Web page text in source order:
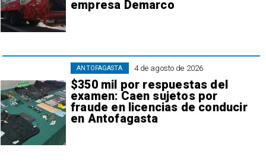
empresa Demarco
4 de agosto de 2026
$350 mil por respuestas del
examen: Caen sujetos por
fraude en licencias de conducir
en Antofagasta
ANTOFAGASTA